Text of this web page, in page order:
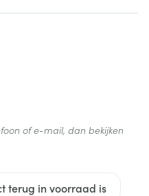
terug in voorraad is
of e-mail, dan bekijken